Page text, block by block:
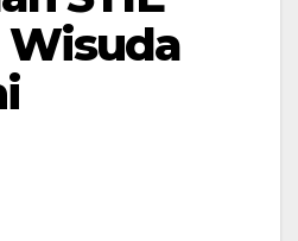
Wisuda